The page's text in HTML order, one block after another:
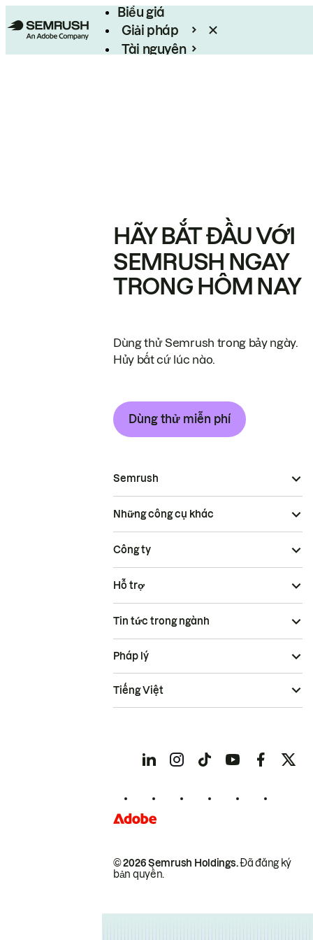
Biểu giá
Giải pháp
Tài nguyên
HÃY BẮT ĐẦU VỚI
SEMRUSH NGAY
TRONG HÔM NAY
Dùng thử Semrush trong bảy ngày.
Hủy bất cứ lúc nào.
Dùng thử miễn phí
Semrush
Những công cụ khác
Công ty
Hỗ trợ
Tin tức trong ngành
© 2026 Semrush Holdings.Đã đăng ký
bản quyền.
Pháp lý
Tiếng Việt